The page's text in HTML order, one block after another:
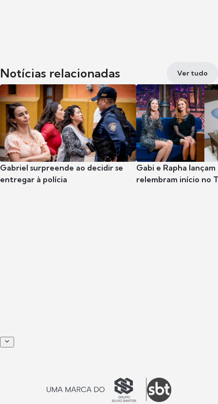
Notícias relacionadas Ver tudo
Gabriel surpreende ao decidir se
entregar à polícia
Gabi e Rapha
relembram início no